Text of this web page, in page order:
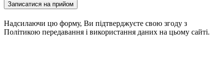
Записатися на прийом
Надсилаючи цю форму, Ви підтверджуєте свою згоду з
Політикою передавання і використання даних на цьому сайті.